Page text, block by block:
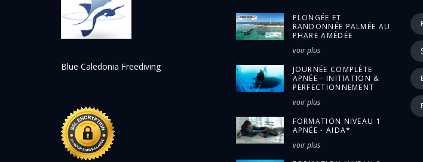
Blue Caledonia Freediving
PLONGÉE ET
RANDONNÉE PALMÉE AU
PHARE AMÉDÉE
voir plus
JOURNÉE COMPLÈTE
APNÉE - INITIATION &
PERFECTIONNEMENT
voir plus
FORMATION NIVEAU 1
APNÉE - AIDA*
voir plus